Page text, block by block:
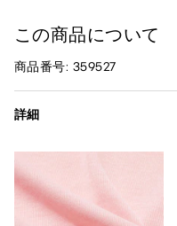
この商品について
商品番号: 359527
詳細